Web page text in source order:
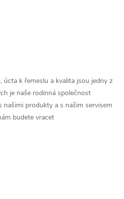
k řemeslu a kvalita jsou jedny z
je naše rodinná společnost
našimi produkty a s našim servisem
budete vracet